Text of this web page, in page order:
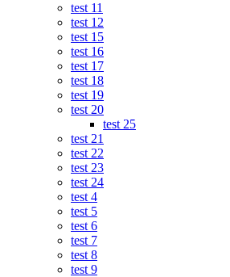
test 11
test 12
test 15
test 16
test 17
test 18
test 19
test 20
test 25
test 21
test 22
test 23
test 24
test 4
test 5
test 6
test 7
test 8
test 9